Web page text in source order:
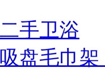
手卫浴
盘毛巾